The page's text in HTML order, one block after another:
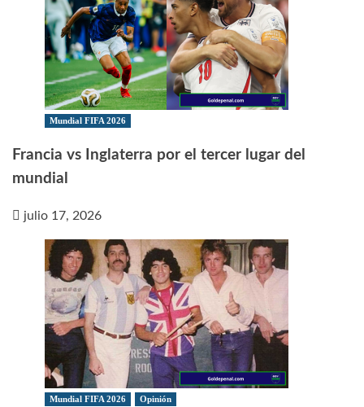
Mundial FIFA 2026
Francia vs Inglaterra por el tercer lugar del
mundial
julio 17, 2026
Mundial FIFA 2026 Opinión